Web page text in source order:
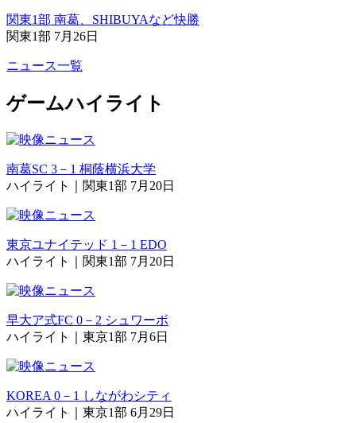
関東1部 南葛、SHIBUYAなど快勝
関東1部 7月26日
ニュース一覧
ゲームハイライト
南葛SC 3－1 桐蔭横浜大学
ハイライト｜関東1部 7月20日
東京ユナイテッド 1－1 EDO
ハイライト｜関東1部 7月20日
早大ア式FC 0－2 シュワーボ
ハイライト｜東京1部 7月6日
KOREA 0－1 しながわシティ
ハイライト｜東京1部 6月29日